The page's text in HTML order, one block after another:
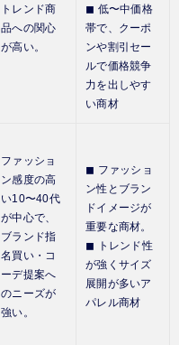
トレンド商
品への関心
が高い。
◼︎ 低〜中価格
帯で、クーポ
ンや割引セー
ルで価格競争
力を出しやす
い商材
ファッショ
ン感度の高
い10〜40代
が中心で、
ブランド指
名買い・コ
ーデ提案へ
のニーズが
強い。
◼︎ ファッショ
ン性とブラン
ドイメージが
重要な商材。
◼︎ トレンド性
が強くサイズ
展開が多いア
パレル商材